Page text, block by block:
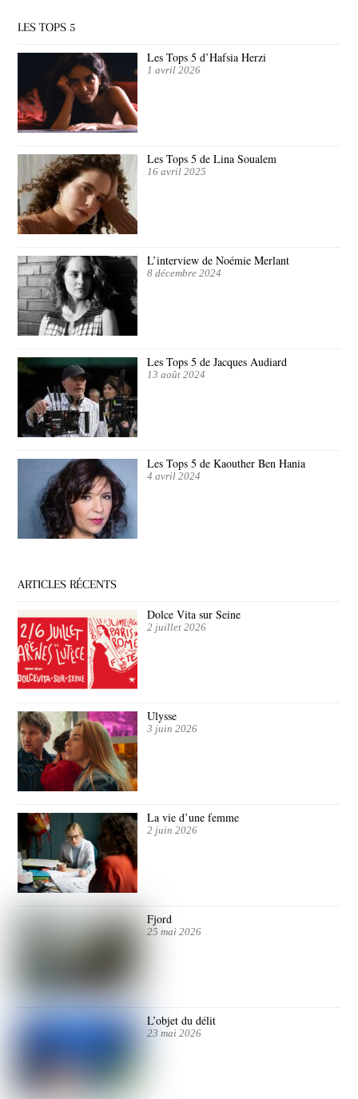
LES TOPS 5
Les Tops 5 d’Hafsia Herzi
1 avril 2026
Les Tops 5 de Lina Soualem
16 avril 2025
L’interview de Noémie Merlant
8 décembre 2024
Les Tops 5 de Jacques Audiard
13 août 2024
Les Tops 5 de Kaouther Ben Hania
4 avril 2024
ARTICLES RÉCENTS
Dolce Vita sur Seine
2 juillet 2026
Ulysse
3 juin 2026
La vie d’une femme
2 juin 2026
Fjord
25 mai 2026
L’objet du délit
23 mai 2026